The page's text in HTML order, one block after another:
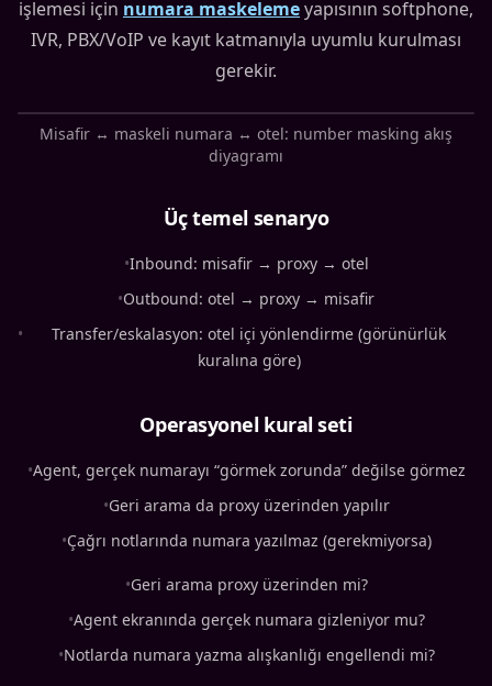
işlemesi için numara maskelemeyapısının softphone,
IVR, PBX/VoIP ve kayıt katmanıyla uyumlu kurulması
gerekir.
Misafir ↔ maskeli numara ↔ otel: number masking akış
diyagramı
Üç temel senaryo
•Inbound: misafir → proxy → otel
•Outbound: otel → proxy → misafir
•
Transfer/eskalasyon: otel içi yönlendirme (görünürlük
kuralına göre)
Operasyonel kural seti
•Agent, gerçek numarayı “görmek zorunda” değilse görmez
•Geri arama da proxy üzerinden yapılır
•Çağrı notlarında numara yazılmaz (gerekmiyorsa)
•Geri arama proxy üzerinden mi?
•Agent ekranında gerçek numara gizleniyor mu?
•Notlarda numara yazma alışkanlığı engellendi mi?